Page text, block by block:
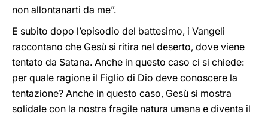
non allontanarti da me”.
E subito dopo l’episodio del battesimo, i Vangeli
raccontano che Gesù si ritira nel deserto, dove viene
tentato da Satana. Anche in questo caso ci si chiede:
per quale ragione il Figlio di Dio deve conoscere la
tentazione? Anche in questo caso, Gesù si mostra
solidale con la nostra fragile natura umana e diventa il